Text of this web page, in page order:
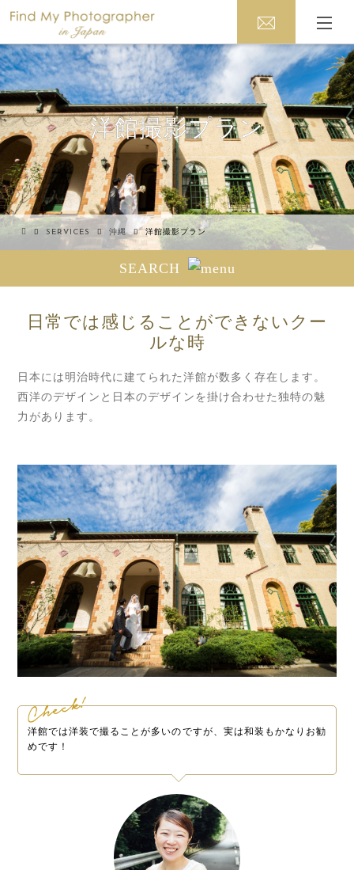
洋館撮影プラン
SERVICES 沖縄 洋館撮影プラン
日常では感じることができないクー
ルな時
日本には明治時代に建てられた洋館が数多く存在します。
西洋のデザインと日本のデザインを掛け合わせた独特の魅
力があります。
洋館では洋装で撮ることが多いのですが、実は和装もかなりお勧
めです！
SEARCH